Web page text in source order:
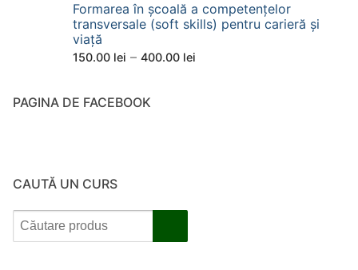
470.00 lei
Formarea în școală a competențelor
transversale (soft skills) pentru carieră și
viață
150.00 lei – 400.00 lei
PAGINA DE FACEBOOK
CAUTĂ UN CURS